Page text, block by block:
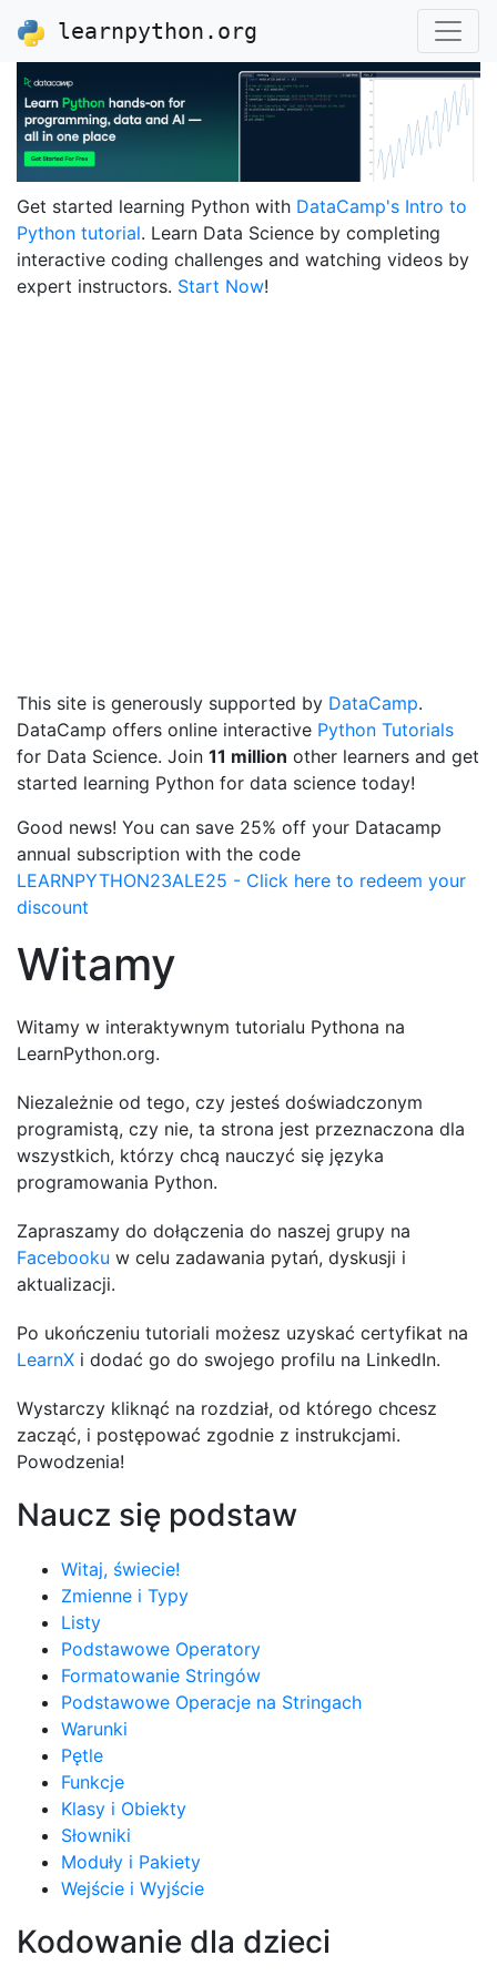
learnpython.org
Get started learning Python with DataCamp's Intro to
Python tutorial. Learn Data Science by completing
interactive coding challenges and watching videos by
expert instructors. Start Now!
This site is generously supported by DataCamp.
DataCamp offers online interactive Python Tutorials
for Data Science. Join 11 million other learners and get
started learning Python for data science today!
Good news! You can save 25% off your Datacamp
annual subscription with the code
LEARNPYTHON23ALE25 - Click here to redeem your
discount
Witamy
Witamy w interaktywnym tutorialu Pythona na
LearnPython.org.
Niezależnie od tego, czy jesteś doświadczonym
programistą, czy nie, ta strona jest przeznaczona dla
wszystkich, którzy chcą nauczyć się języka
programowania Python.
Zapraszamy do dołączenia do naszej grupy na
Facebooku w celu zadawania pytań, dyskusji i
aktualizacji.
Po ukończeniu tutoriali możesz uzyskać certyfikat na
LearnX i dodać go do swojego profilu na LinkedIn.
Wystarczy kliknąć na rozdział, od którego chcesz
zacząć, i postępować zgodnie z instrukcjami.
Powodzenia!
Naucz się podstaw
Witaj, świecie!
Zmienne i Typy
Listy
Podstawowe Operatory
Formatowanie Stringów
Podstawowe Operacje na Stringach
Warunki
Pętle
Funkcje
Klasy i Obiekty
Słowniki
Moduły i Pakiety
Wejście i Wyjście
Kodowanie dla dzieci